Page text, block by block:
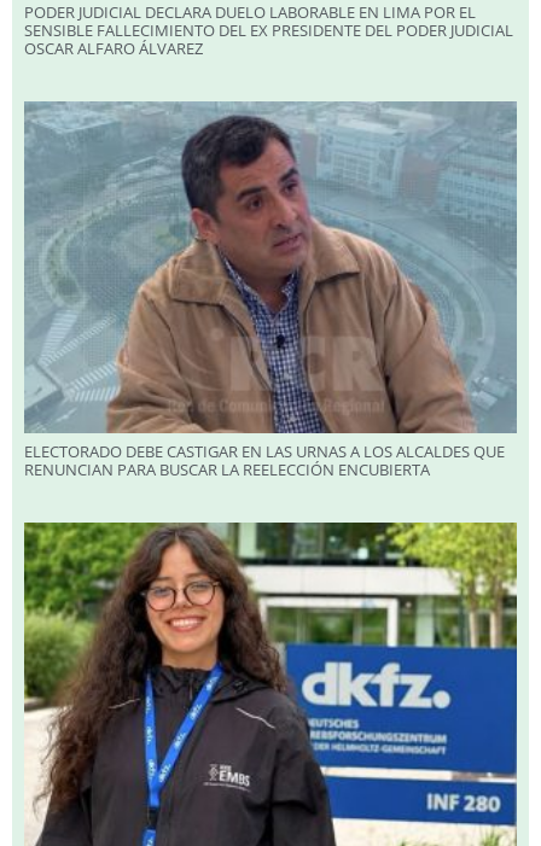
PODER JUDICIAL DECLARA DUELO LABORABLE EN LIMA POR EL
SENSIBLE FALLECIMIENTO DEL EX PRESIDENTE DEL PODER JUDICIAL
OSCAR ALFARO ÁLVAREZ
ELECTORADO DEBE CASTIGAR EN LAS URNAS A LOS ALCALDES QUE
RENUNCIAN PARA BUSCAR LA REELECCIÓN ENCUBIERTA